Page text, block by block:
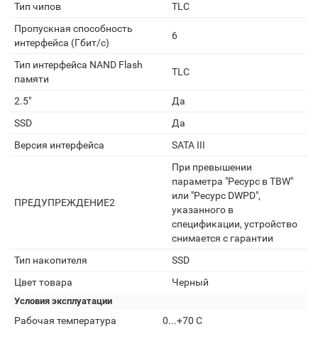
Тип чипов
TLC
Пропускная способность
интерфейса (Гбит/с)
6
Тип интерфейса NAND Flash
памяти
TLC
2.5"
Да
SSD
Да
Версия интерфейса
SATA III
ПРЕДУПРЕЖДЕНИЕ2
При превышении
параметра "Ресурс в TBW"
или "Ресурс DWPD",
указанного в
спецификации, устройство
снимается с гарантии
Тип накопителя
SSD
Цвет товара
Черный
Условия эксплуатации
Рабочая температура 0...+70 С